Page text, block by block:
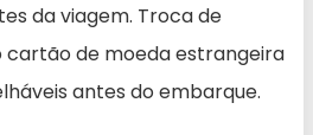
da viagem. Troca de
cartão de moeda estrangeira
antes do embarque.